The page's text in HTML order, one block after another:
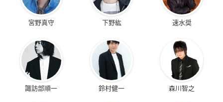
宮野真守 下野紘 速水奨
諏訪部順一 鈴村健一 森川智之